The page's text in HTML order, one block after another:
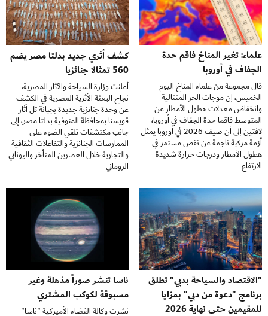
علماء: تغير المناخ فاقم حدة
الجفاف في أوروبا
قال مجموعة من علماء المناخ اليوم
الخميس، إن موجات الحر المتتالية
وانخفاض معدلات هطول الأمطار عن
المتوسط فاقما حدة الجفاف في أوروبا،
لافتين إلى أن صيف 2026 في أوروبا يمثل
أزمة مركبة ناجمة عن نقص مستمر في
هطول الأمطار ودرجات حرارة شديدة
الارتفاع
كشف أثري جديد بدلتا مصر يضم
560 تمثالا جنائزيا
أعلنت وزارة السياحة والآثار المصرية،
نجاح البعثة الأثرية المصرية في الكشف
عن وحدة جنائزية جديدة بجبانة تل آثار
قويسنا بمحافظة المنوفية بدلتا مصر، إلى
جانب مكتشفات تلقي الضوء على
الممارسات الجنائزية والتفاعلات الثقافية
والتجارية خلال العصرين المتأخر واليوناني
الروماني
"الاقتصاد والسياحة بدبي" تطلق
برنامج "دعوة من دبي" بمزايا
للمقيمين حتى نهاية 2026
ناسا تنشر صوراً مذهلة وغير
مسبوقة لكوكب المشتري
نشرت وكالة الفضاء الأميركية "ناسا"